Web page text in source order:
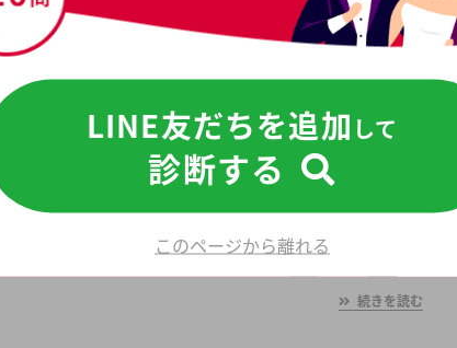
関連記事 PICK UP
世田谷に店舗を持つおすすめ結婚相談所9社を、口コ
ミ評判・料金・利用満足度・料金一覧・成婚率・会員
数など、様々な観点から徹底比較しました！世田谷の
平均初婚年齢は、男性が31.6歳、女性が29.7歳と男女
続きを読む
LINE友だちを追加 して
診断する
このページから離れる